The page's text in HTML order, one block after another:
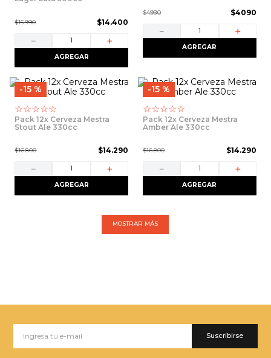
$15.990 $14.400
＋
－
AGREGAR
$4990 $4090
＋
－
AGREGAR
15 %
☆☆☆☆☆
Pack 12x Cerveza Mestra
Stout Ale 330cc
$16.800 $14.290
＋
－
AGREGAR
15 %
☆☆☆☆☆
Pack 12x Cerveza Mestra
Amber Ale 330cc
$16.800 $14.290
＋
－
AGREGAR
MOSTRAR MÁS
Suscribirse